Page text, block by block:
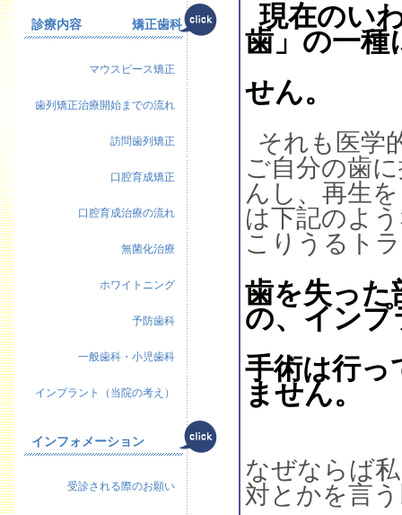
診療内容 矯正歯科
マウスピース矯正
歯列矯正治療開始までの流れ
訪問歯列矯正
口腔育成矯正
口腔育成治療の流れ
無菌化治療
ホワイトニング
予防歯科
一般歯科・小児歯科
インプラント（当院の考え）
インフォメーション
受診される際のお願い
現在のい
歯」の一種
せん。
それも医学
ご自分の歯
んし、再生
は下記のよ
こりうるト
歯を失った
の、インプ
手術は行っ
ません。
なぜならば
対とかを言